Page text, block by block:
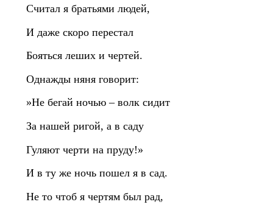
Считал я братьями людей,
И даже скоро перестал
Бояться леших и чертей.
Однажды няня говорит:
»Не бегай ночью – волк сидит
За нашей ригой, а в саду
Гуляют черти на пруду!»
И в ту же ночь пошел я в сад.
Не то чтоб я чертям был рад,